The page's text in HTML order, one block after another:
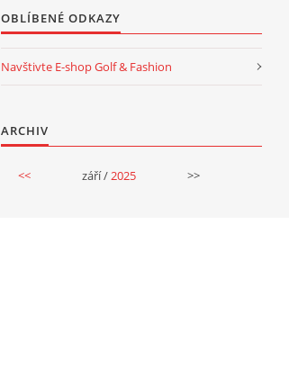
OBLÍBENÉ ODKAZY
Navštivte E-shop Golf & Fashion
ARCHIV
<< září /2025 >>